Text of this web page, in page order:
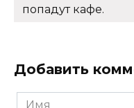
попадут кафе.
Добавить
Имя